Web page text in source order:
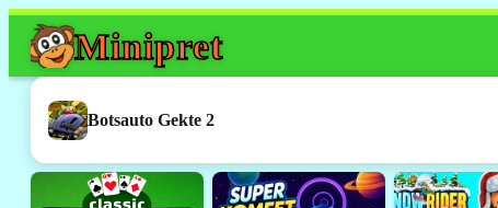
Minipret
Dit spel werkt
Botsauto Gekte 2